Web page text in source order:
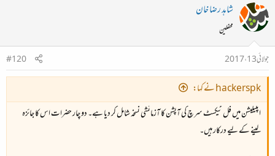
شاہد رضا خان
محفلین
جولائی 13، 2017
#120
hackerspk نے کہا:
اپلیکیشن میں فل ٹیکسٹ سرچ کی آپشن کا آزمائشی نسخہ شامل کر دیا ہے۔ دو چار حضرات اس کا جائزہ
لینے کے لیے درکار ہیں۔